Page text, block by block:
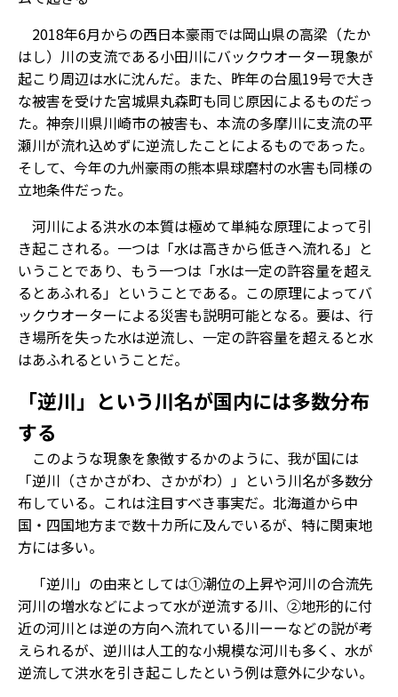
2018年6月からの西日本豪雨では岡山県の高梁（たか
はし）川の支流である小田川にバックウオーター現象が
起こり周辺は水に沈んだ。また、昨年の台風19号で大き
な被害を受けた宮城県丸森町も同じ原因によるものだっ
た。神奈川県川崎市の被害も、本流の多摩川に支流の平
瀬川が流れ込めずに逆流したことによるものであった。
そして、今年の九州豪雨の熊本県球磨村の水害も同様の
立地条件だった。
河川による洪水の本質は極めて単純な原理によって引
き起こされる。一つは「水は高きから低きへ流れる」と
いうことであり、もう一つは「水は一定の許容量を超え
るとあふれる」ということである。この原理によってバ
ックウオーターによる災害も説明可能となる。要は、行
き場所を失った水は逆流し、一定の許容量を超えると水
はあふれるということだ。
「逆川」という川名が国内には多数分布
する
このような現象を象徴するかのように、我が国には
「逆川（さかさがわ、さかがわ）」という川名が多数分
布している。これは注目すべき事実だ。北海道から中
国・四国地方まで数十カ所に及んでいるが、特に関東地
方には多い。
「逆川」の由来としては①潮位の上昇や河川の合流先
河川の増水などによって水が逆流する川、②地形的に付
近の河川とは逆の方向へ流れている川ーーなどの説が考
えられるが、逆川は人工的な小規模な河川も多く、水が
逆流して洪水を引き起こしたという例は意外に少ない。